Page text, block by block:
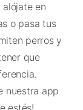
en
o pasa tus
perros y
que
nuestra app
estés!